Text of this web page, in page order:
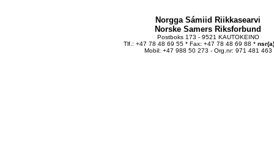
Norgga Sámiid Riikkasearvi
Norske Samers Riksforbund
Postboks 173 - 9521 KAUTOKEINO
Tlf.: +47 78 48 69 55 * Fax: +47 78 48 69 88 *
Mobil: +47 988 50 273 - Org.nr: 971 481 463